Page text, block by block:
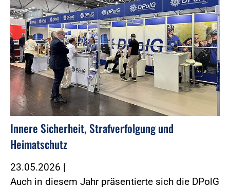
Innere Sicherheit, Strafverfolgung und
Heimatschutz
23.05.2026 |
Auch in diesem Jahr präsentierte sich die DPolG